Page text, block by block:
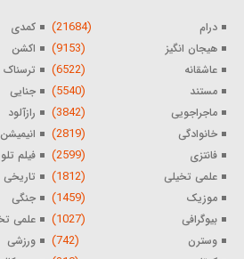
درام (21684) کمدی
هیجان انگیز (9153) اکشن
عاشقانه (6522) ترسناک
مستند (5540) جنایی
ماجراجویی (3842) رازآلود
خانوادگی (2819) انیمیشن
فانتزی (2599) فیلم
علمی تخیلی (1812) تاریخی
موزیک (1459) جنگی
بیوگرافی (1027) علمی
وسترن (742) ورزشی